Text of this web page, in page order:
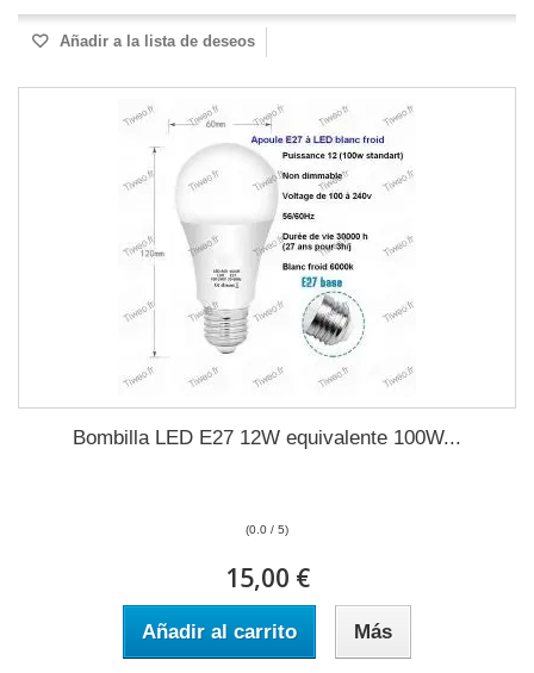
Añadir a la lista de deseos
Bombilla LED E27 12W equivalente 100W...
(0.0 / 5)
15,00 €
Añadir al carrito Más